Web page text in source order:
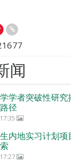
闻
学者突破性研
径
内地实习计划